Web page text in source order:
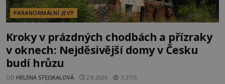
PARANORMÁLNÍ JEVY
Kroky v prázdných chodbách a přízraky
v oknech: Nejděsivější domy v Česku
budí hrůzu
OD HELENA STEJSKALOVÁ 2.8.2026 3.3TIS